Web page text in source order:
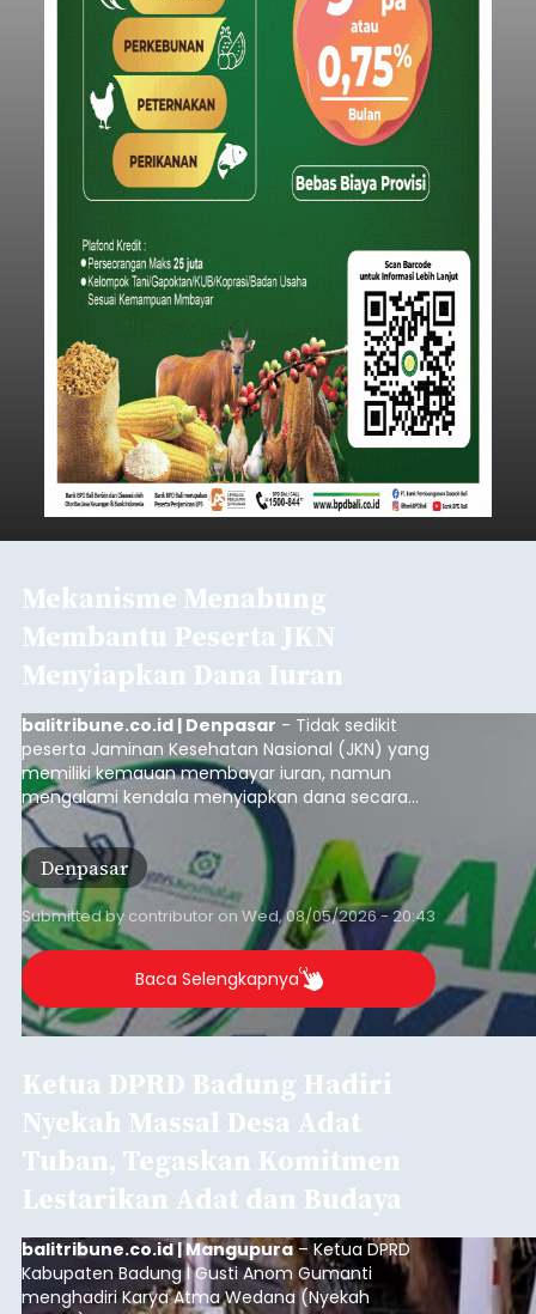
Mekanisme Menabung
Membantu Peserta JKN
Menyiapkan Dana Iuran
balitribune.co.id | Denpasar - Tidak sedikit
peserta Jaminan Kesehatan Nasional (JKN) yang
memiliki kemauan membayar iuran, namun
mengalami kendala menyiapkan dana secara
penuh saat jatuh tempo pembayaran iuran.
Kondisi ini terutama dialami oleh peserta
segmen Pekerja Bukan Penerima Upah (PBPU)
yang memiliki penghasilan tidak tetap.
Denpasar
Submitted by contributor on Wed, 08/05/2026 - 20:43
Baca Selengkapnya
Ketua DPRD Badung Hadiri
Nyekah Massal Desa Adat
Tuban, Tegaskan Komitmen
Lestarikan Adat dan Budaya
balitribune.co.id | Mangupura– Ketua DPRD
Kabupaten Badung I Gusti Anom Gumanti
menghadiri Karya Atma Wedana (Nyekah